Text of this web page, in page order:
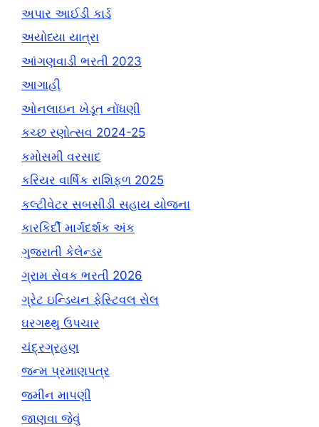
અપાર આઈડી કાર્ડ
અયોધ્યા યાત્રા
આંગણવાડી ભરતી 2023
આગાહી
ઓનલાઇન ખેડૂત નોંધણી
કચ્છ રણોત્સવ 2024-25
કમોસમી વરસાદ
કરિયર વાર્ષિક રાશિફળ 2025
કલ્ટીવેટર સબસીડી સહાય યોજના
કારકિર્દી માર્ગદર્શક અંક
ગુજરાતી કેલેન્ડર
ગ્રામ સેવક ભરતી 2026
ગ્રેટ ઇન્ડિયન ફેસ્ટિવલ સેલ
ઘરગથ્થુ ઉપચાર
ચંદ્રગ્રહણ
જન્મ પ્રમાણપત્ર
જમીન માપણી
જાણવા જેવું